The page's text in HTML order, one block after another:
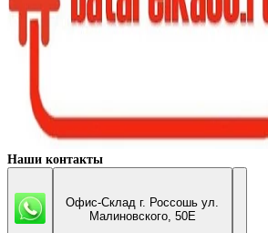
Наши контакты
Офис-Склад г. Россошь ул.
Малиновского, 50Е